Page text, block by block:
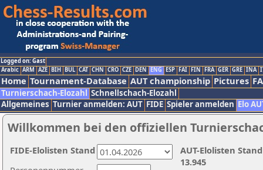
Logged on: Gast
Arabic ARM AZE BIH BUL CAT CHN CRO CZE DEN ENG ESP FAI FIN FRA GER GRE INA
Home Tournament-Database AUT championship Pictures
Turnierschach-Elozahl Schnellschach-Elozahl
Allgemeines Turnier anmelden: AUT FIDE Spieler anmelden Elo
Willkommen bei den offiziellen
AUT-Elolisten
13.945
FIDE-Elolisten Stand